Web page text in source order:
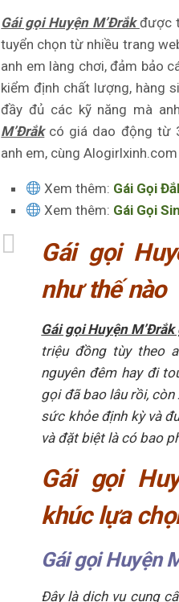
Gái gọi Huyện M’Đrắk được
tuyển chọn từ nhiều trang
anh em làng chơi, đảm bảo
kiểm định chất lượng, hàng
đầy đủ các kỹ năng mà
M’Đrắkcó giá dao động từ
anh em, cùng
Xem thêm: Gái Gọi
Xem thêm: Gái Gọi
Gái gọi
như thế nào
Gái gọi Huyện M’Đrắk
triệu đồng tùy theo
nguyên đêm hay đi
gọi đã bao lâu rồi, còn
sức khỏe định kỳ và
và đặt biệt là có bao
Gái gọi
khúc lựa
Gái gọi Huyện
Đây là dịch vụ cung